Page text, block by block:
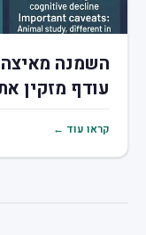
השמנה
עודף מזקין
קראו עוד ←